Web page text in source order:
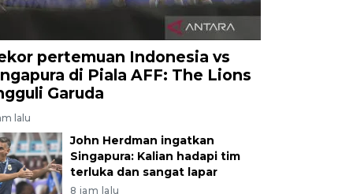
pertemuan Indonesia vs
di Piala AFF: The Lions
Garuda
lalu
John Herdman ingatkan
Singapura: Kalian hadapi tim
terluka dan sangat lapar
8 jam lalu